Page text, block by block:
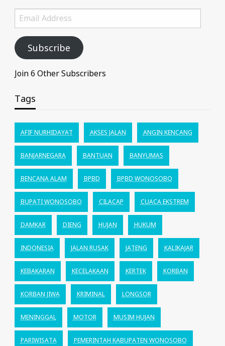
Email
Address
Subscribe
Join 6 Other Subscribers
Tags
AFIF NURHIDAYAT AKSES JALAN ANGIN KENCANG
BANJARNEGARA BANTUAN BANYUMAS
BENCANA ALAM BPBD BPBD WONOSOBO
BUPATI WONOSOBO CILACAP CUACA EKSTREM
DAMKAR DIENG HUJAN HUKUM
INDONESIA JALAN RUSAK JATENG KALIKAJAR
KEBAKARAN KECELAKAAN KERTEK KORBAN
KORBAN JIWA KRIMINAL LONGSOR
MENINGGAL MOTOR MUSIM HUJAN
PARIWISATA PEMERINTAH KABUPATEN WONOSOBO